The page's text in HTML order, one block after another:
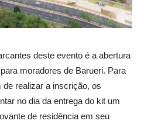
deste evento é a abertura
moradores de Barueri. Para
realizar a inscrição, os
no dia da entrega do kit um
de residência em seu